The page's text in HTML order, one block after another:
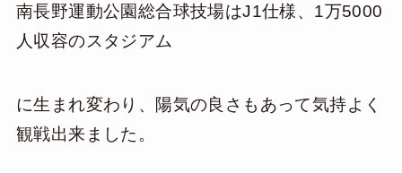
南長野運動公園総合球技場はJ1仕様、1万5000
人収容のスタジアム
に生まれ変わり、陽気の良さもあって気持よく
観戦出来ました。